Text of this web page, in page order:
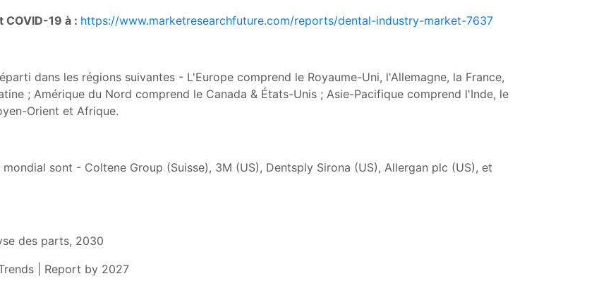
COVID-19 à : https://www.marketresearchfuture.com/reports/dental-industry-market-7637
dans les régions suivantes - L'Europe comprend le Royaume-Uni, l'Allemagne, la France,
; Amérique du Nord comprend le Canada & États-Unis ; Asie-Pacifique comprend l'Inde, le
Orient et Afrique.
sont - Coltene Group (Suisse), 3M (US), Dentsply Sirona (US), Allergan plc (US), et
des parts, 2030
| Report by 2027